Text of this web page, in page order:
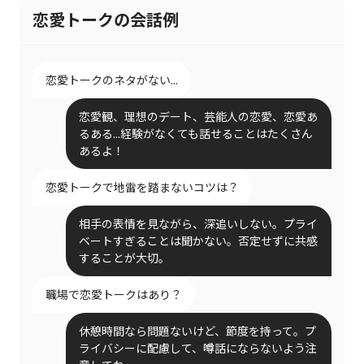
恋愛トークの会話例
恋愛トークのネタがない...
恋愛観、理想のデート、芸能人の恋愛、恋愛あ
るある...経験がなくても話せることはたくさん
あるよ！
恋愛トークで地雷を踏まないコツは？
相手の表情を見ながら、深追いしない。プライ
ベートすぎることは聞かない。否定せずに共感
することが大切。
職場で恋愛トークはあり？
休憩時間なら問題ないけど、節度を持って。プ
ライバシーに配慮して、噂話にならないよう注